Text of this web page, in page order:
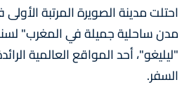
"ليليغو"، أحد المواقع العالمية
السفر.